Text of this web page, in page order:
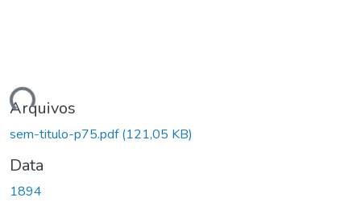
Arquivos
sem-titulo-p75.pdf(121,05 KB)
Data
1894